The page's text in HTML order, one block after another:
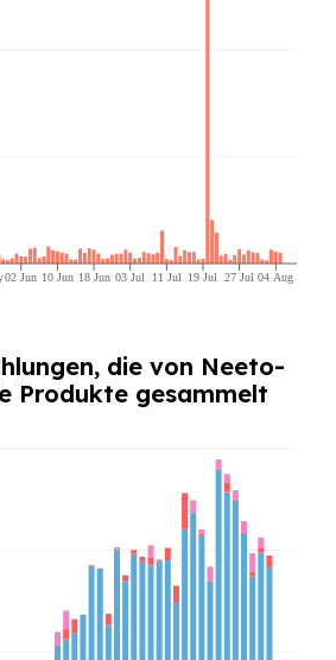
02 Jun 10 Jun 18 Jun 03 Jul 11 Jul 19 Jul 27 Jul 04 Aug
die von Neeto-
Produkte gesammelt